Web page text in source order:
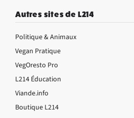
Autres sites de L214
Politique & Animaux
Vegan Pratique
VegOresto Pro
L214 Éducation
Viande.info
Boutique L214